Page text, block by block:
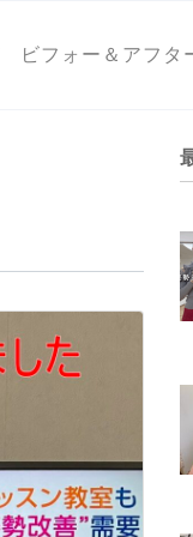
ビフォー＆アフタ